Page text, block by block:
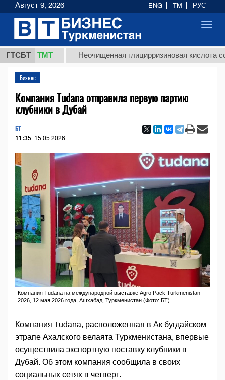
ГТСБТ
ТМТ Неочищенная глицирризиновая кислота
Бизнес
Компания Tudana отправила первую партию
клубники в Дубай
БТ
11:35 15.05.2026
Компания Tudana на международной выставке Agro Pack Turkmenistan —
2026, 12 мая 2026 года, Ашхабад, Туркменистан (Фото: БT)
Компания Tudana, расположенная в Ак бугдайском
этрапе Ахалского велаята Туркменистана, впервые
осуществила экспортную поставку клубники в
Дубай. Об этом компания сообщила в своих
социальных сетях в четверг.
Август 9, 2026 ENG TM РУС